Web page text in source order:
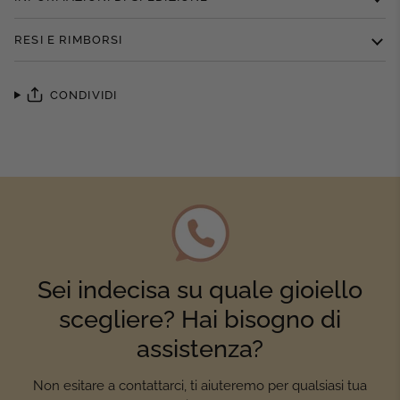
RESI E RIMBORSI
CONDIVIDI
Sei indecisa su quale gioiello
scegliere? Hai bisogno di
assistenza?
Non esitare a contattarci, ti aiuteremo per qualsiasi tua